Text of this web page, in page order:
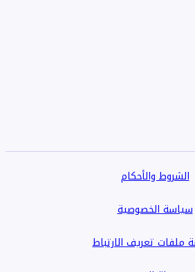
الشروط والأحكام
سياسة الخصوصية
ملفات تعريف الارتباط